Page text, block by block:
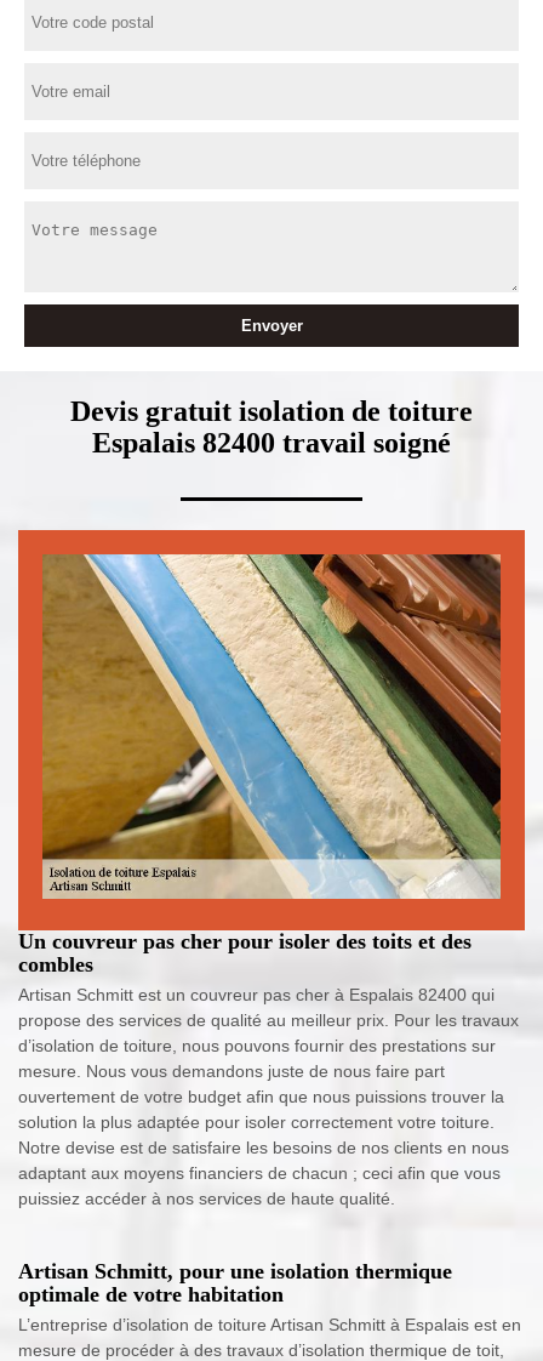
Devis gratuit isolation de toiture
Espalais 82400 travail soigné
Un couvreur pas cher pour isoler des toits et des
combles
Artisan Schmitt est un couvreur pas cher à Espalais 82400 qui
propose des services de qualité au meilleur prix. Pour les travaux
d’isolation de toiture, nous pouvons fournir des prestations sur
mesure. Nous vous demandons juste de nous faire part
ouvertement de votre budget afin que nous puissions trouver la
solution la plus adaptée pour isoler correctement votre toiture.
Notre devise est de satisfaire les besoins de nos clients en nous
adaptant aux moyens financiers de chacun ; ceci afin que vous
puissiez accéder à nos services de haute qualité.
Artisan Schmitt, pour une isolation thermique
optimale de votre habitation
L’entreprise d’isolation de toiture Artisan Schmitt à Espalais est en
mesure de procéder à des travaux d’isolation thermique de toit,